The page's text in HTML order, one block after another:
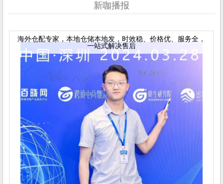
新咖播报
海外仓配专家，本地仓储本地发，时效稳、价格优、服务全，
一站式解决售后